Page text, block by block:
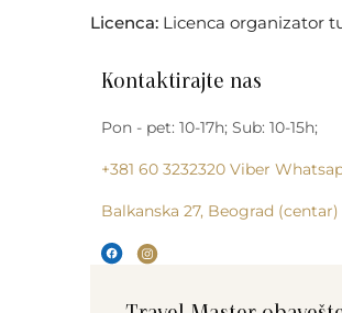
Licenca: Licenca organizator
Kontaktirajte nas
Pon - pet: 10-17h; Sub: 10-15h;
+381 60 3232320 Viber
Balkanska 27, Beograd (centar)